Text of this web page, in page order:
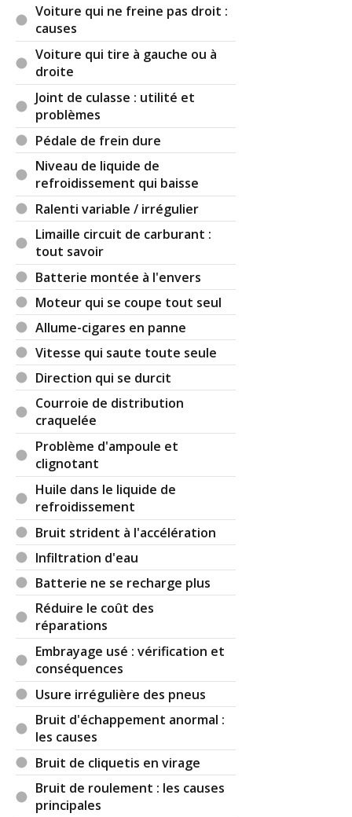
Voiture qui ne freine pas droit :
causes
Voiture qui tire à gauche ou à
droite
Joint de culasse : utilité et
problèmes
Pédale de frein dure
Niveau de liquide de
refroidissement qui baisse
Ralenti variable / irrégulier
Limaille circuit de carburant :
tout savoir
Batterie montée à l'envers
Moteur qui se coupe tout seul
Allume-cigares en panne
Vitesse qui saute toute seule
Direction qui se durcit
Courroie de distribution
craquelée
Problème d'ampoule et
clignotant
Huile dans le liquide de
refroidissement
Bruit strident à l'accélération
Infiltration d'eau
Batterie ne se recharge plus
Réduire le coût des
réparations
Embrayage usé : vérification et
conséquences
Usure irrégulière des pneus
Bruit d'échappement anormal :
les causes
Bruit de cliquetis en virage
Bruit de roulement : les causes
principales